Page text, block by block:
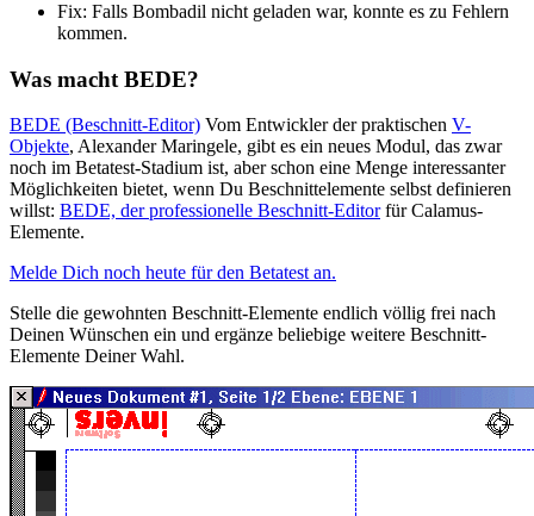
Fix: Falls Bombadil nicht geladen war, konnte es zu Fehlern
kommen.
Was macht BEDE?
BEDE (Beschnitt-Editor) Vom Entwickler der praktischen V-
Objekte, Alexander Maringele, gibt es ein neues Modul, das zwar
noch im Betatest-Stadium ist, aber schon eine Menge interessanter
Möglichkeiten bietet, wenn Du Beschnittelemente selbst definieren
willst: BEDE, der professionelle Beschnitt-Editorfür Calamus-
Elemente.
Melde Dich noch heute für den Betatest an.
Stelle die gewohnten Beschnitt-Elemente endlich völlig frei nach
Deinen Wünschen ein und ergänze beliebige weitere Beschnitt-
Elemente Deiner Wahl.